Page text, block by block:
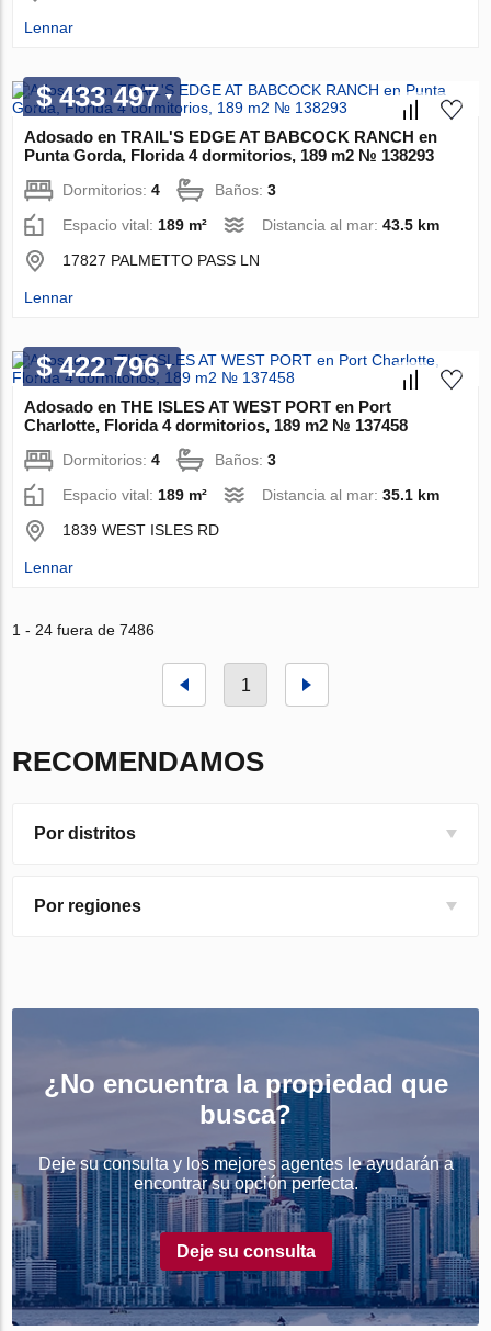
Lennar
$ 433 497
Adosado en TRAIL'S EDGE AT BABCOCK RANCH en
Punta Gorda, Florida 4 dormitorios, 189 m2 № 138293
Dormitorios:4 Baños:3
Espacio vital: 189 m² Distancia al mar:43.5 km
17827 PALMETTO PASS LN
Lennar
$ 422 796
Adosado en THE ISLES AT WEST PORT en Port
Charlotte, Florida 4 dormitorios, 189 m2 № 137458
Dormitorios:4 Baños:3
Espacio vital: 189 m² Distancia al mar:35.1 km
1839 WEST ISLES RD
Lennar
1 - 24 fuera de 7486
1
RECOMENDAMOS
Por distritos
Por regiones
¿No encuentra la propiedad que
busca?
Deje su consulta y los mejores agentes le ayudarán a
encontrar su opción perfecta.
Deje su consulta